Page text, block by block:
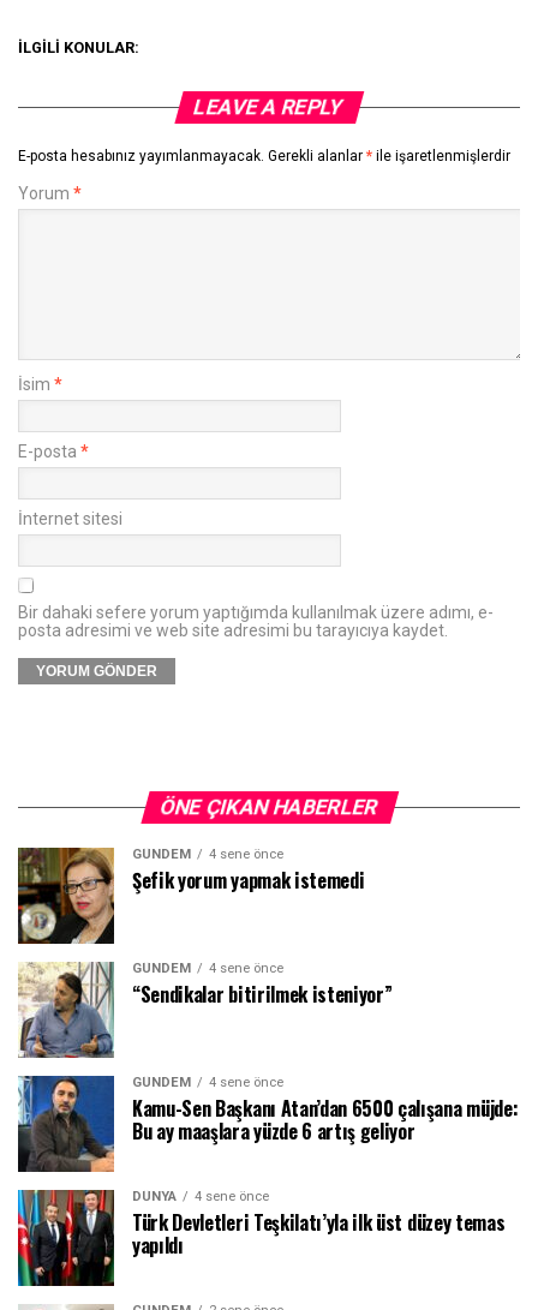
İLGILI KONULAR:
LEAVE A REPLY
E-posta hesabınız yayımlanmayacak. Gerekli alanlar * ile işaretlenmişlerdir
Yorum *
İsim *
E-posta *
İnternet sitesi
Bir dahaki sefere yorum yaptığımda kullanılmak üzere adımı, e-
posta adresimi ve web site adresimi bu tarayıcıya kaydet.
ÖNE ÇIKAN HABERLER
GÜNDEM 4 sene önce
Şefik yorum yapmak istemedi
GÜNDEM 4 sene önce
“Sendikalar bitirilmek isteniyor”
GÜNDEM 4 sene önce
Kamu-Sen Başkanı Atan’dan 6500 çalışana müjde:
Bu ay maaşlara yüzde 6 artış geliyor
DÜNYA 4 sene önce
Türk Devletleri Teşkilatı’yla ilk üst düzey temas
yapıldı